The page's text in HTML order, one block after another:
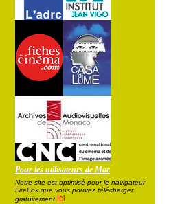
Pour les utilisateurs de Mac
Notre site est optimisé pour le navigateur
FireFox que vous pouvez télécharger
gratuitement ici